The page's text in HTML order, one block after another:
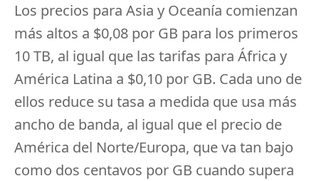
Los precios para Asia y Oceanía comienzan
más altos a $0,08 por GB para los primeros
10 TB, al igual que las tarifas para África y
América Latina a $0,10 por GB. Cada uno de
ellos reduce su tasa a medida que usa más
ancho de banda, al igual que el precio de
América del Norte/Europa, que va tan bajo
como dos centavos por GB cuando supera